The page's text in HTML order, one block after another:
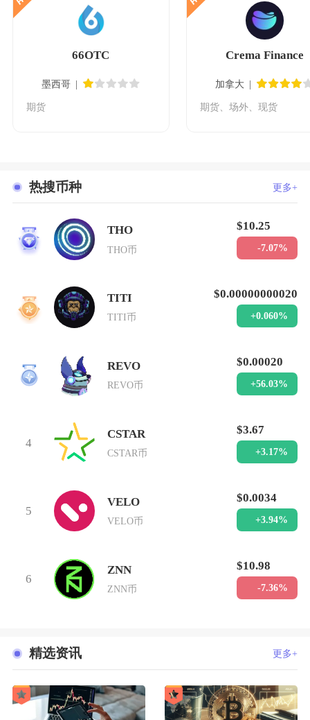
66OTC
墨西哥
期货
Crema Finance
加拿大
期货、场外、现货
热搜币种 更多+
1
THO
THO币
$10.25
-7.07%
2
TITI
TITI币
$0.00000000020
+0.060%
3
REVO
REVO币
$0.00020
+56.03%
4
CSTAR
CSTAR币
$3.67
+3.17%
5
VELO
VELO币
$0.0034
+3.94%
6
ZNN
ZNN币
$10.98
-7.36%
精选资讯 更多+